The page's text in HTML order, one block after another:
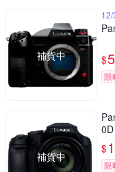
補貨中 $
限
補貨中
$
限